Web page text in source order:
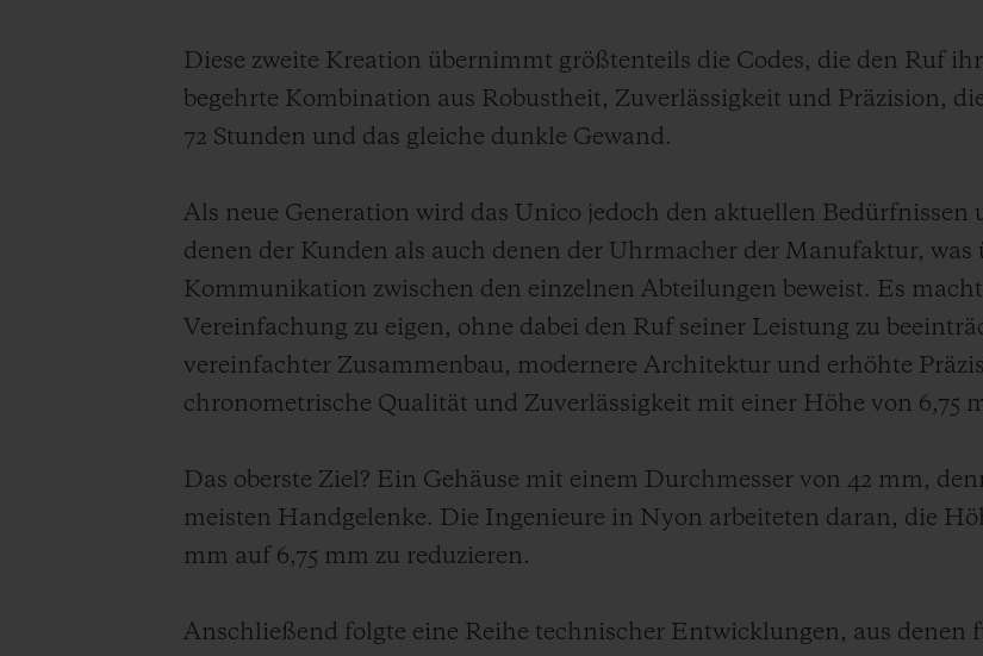
Diese zweite Kreation übernimmt größtenteils die Codes, die den Ruf
begehrte Kombination aus Robustheit, Zuverlässigkeit und Präzision,
72 Stunden und das gleiche dunkle Gewand.
Als neue Generation wird das Unico jedoch den aktuellen Bedürfnissen
denen der Kunden als auch denen der Uhrmacher der Manufaktur, was
Kommunikation zwischen den einzelnen Abteilungen beweist. Es
Vereinfachung zu eigen, ohne dabei den Ruf seiner Leistung zu
vereinfachter Zusammenbau, modernere Architektur und erhöhte
chronometrische Qualität und Zuverlässigkeit mit einer Höhe von 6,75
Das oberste Ziel? Ein Gehäuse mit einem Durchmesser von 42 mm,
meisten Handgelenke. Die Ingenieure in Nyon arbeiteten daran, die
mm auf 6,75 mm zu reduzieren.
Anschließend folgte eine Reihe technischer Entwicklungen, aus denen